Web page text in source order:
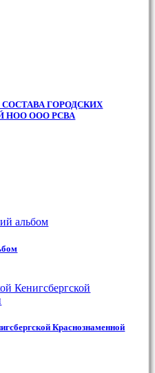
ГОРОДСКИХ
НОО ООО РСВА
Краснознаменной